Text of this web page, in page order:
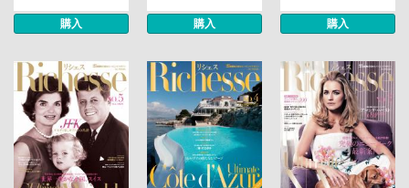
購入 購入 購入